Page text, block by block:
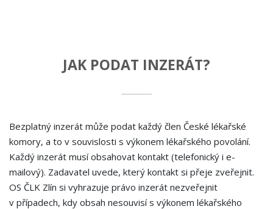
JAK PODAT INZERÁT?
Bezplatný inzerát může podat každý člen České lékařské
komory, a to v souvislosti s výkonem lékařského povolání.
Každý inzerát musí obsahovat kontakt (telefonický i e-
mailový). Zadavatel uvede, který kontakt si přeje zveřejnit.
OS ČLK Zlín si vyhrazuje právo inzerát nezveřejnit
v případech, kdy obsah nesouvisí s výkonem lékařského